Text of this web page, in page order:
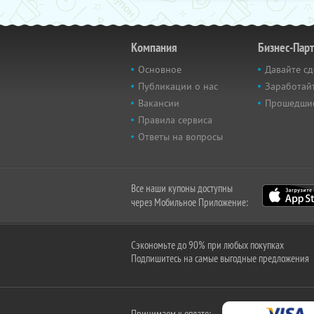
Компания
Основное
Публикации о нас
Вакансии
Правила сервиса
Ответы на вопросы
Бизнес-
Давайте
Все наши купоны доступны
через Мобильное Приложение:
Сэкономьте до 90% при любых покупках
Подпишитесь на самые выгодные предложения